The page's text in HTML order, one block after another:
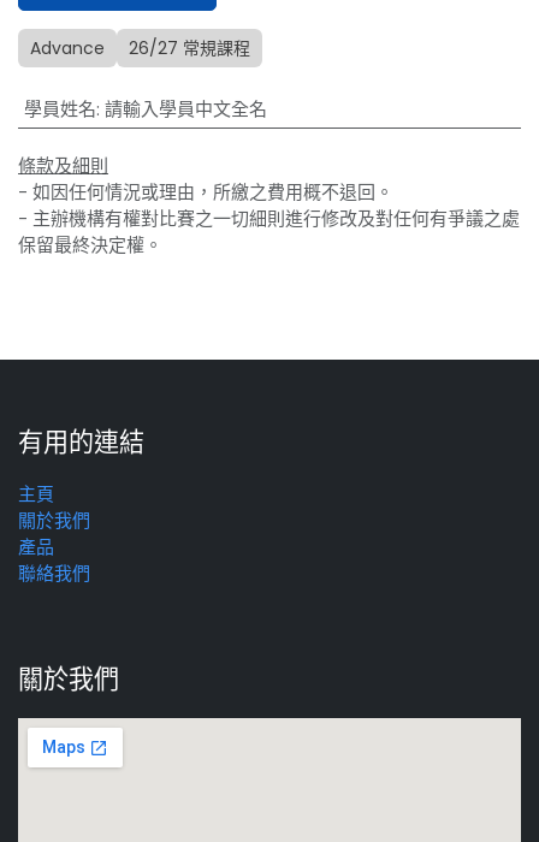
Advance 26/27 常規課程
學員姓名: 請輸入學員中文全名
條款及細則
- 如因任何情況或理由，所繳之費用概不退回。
- 主辦機構有權對比賽之一切細則進行修改及對任何有爭議之處
保留最終決定權。
有用的連結
主頁
關於我們
產品
聯絡我們
關於我們